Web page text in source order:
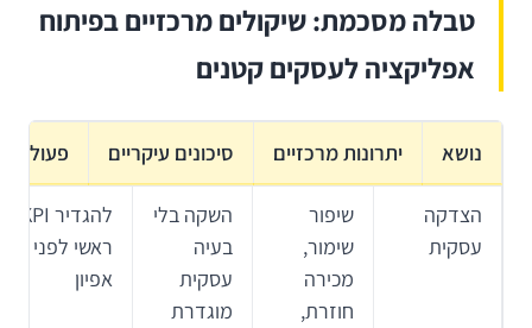
טבלה מסכמת: שיקולים מרכזיים בפיתוח
אפליקציה לעסקים קטנים
נושא יתרונות מרכזיים סיכונים עיקריים פעולה
הצדקה
עסקית
שיפור
שימור,
מכירה
חוזרת,
השקה בלי
בעיה
עסקית
מוגדרת
להגדיר KPI
ראשי לפני
אפיון